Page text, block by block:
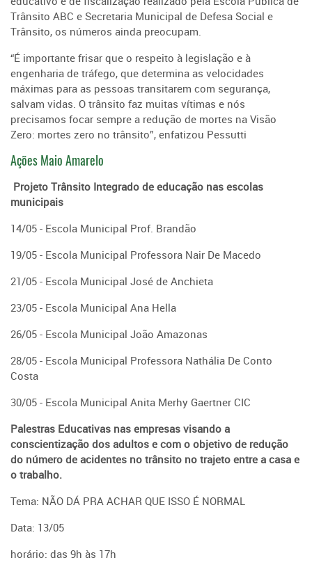
Trânsito ABC e Secretaria Municipal de Defesa Social e
Trânsito, os números ainda preocupam.
“É importante frisar que o respeito à legislação e à
engenharia de tráfego, que determina as velocidades
máximas para as pessoas transitarem com segurança,
salvam vidas. O trânsito faz muitas vítimas e nós
precisamos focar sempre a redução de mortes na Visão
Zero: mortes zero no trânsito”, enfatizou Pessutti
Ações Maio Amarelo
Projeto Trânsito Integrado de educação nas escolas
municipais
14/05 - Escola Municipal Prof. Brandão
19/05 - Escola Municipal Professora Nair De Macedo
21/05 - Escola Municipal José de Anchieta
23/05 - Escola Municipal Ana Hella
26/05 - Escola Municipal João Amazonas
28/05 - Escola Municipal Professora Nathália De Conto
Costa
30/05 - Escola Municipal Anita Merhy Gaertner CIC
Palestras Educativas nas empresas visando a
conscientização dos adultos e com o objetivo de redução
do número de acidentes no trânsito no trajeto entre a casa e
o trabalho.
Tema: NÃO DÁ PRA ACHAR QUE ISSO É NORMAL
Data: 13/05
horário: das 9h às 17h